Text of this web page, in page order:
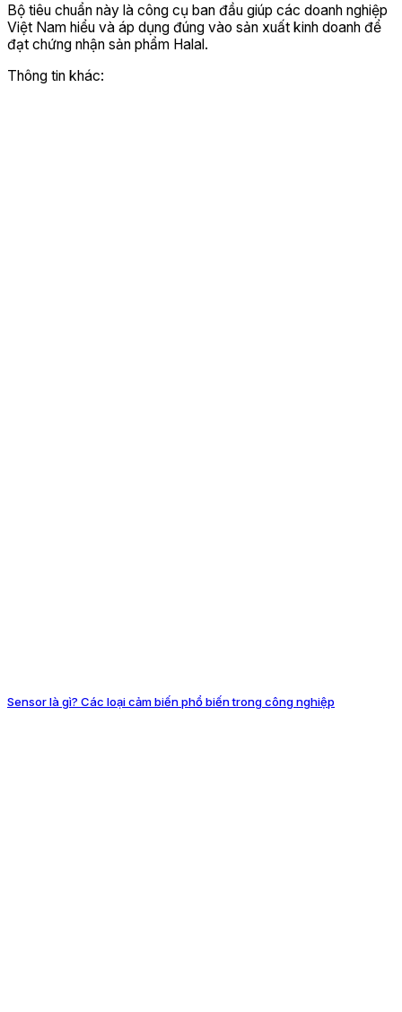
Bộ tiêu chuẩn này là công cụ ban đầu giúp các doanh nghiệp
Việt Nam hiểu và áp dụng đúng vào sản xuất kinh doanh để
đạt chứng nhận sản phẩm Halal.
Thông tin khác:
Sensor là gì? Các loại cảm biến phổ biến trong công nghiệp